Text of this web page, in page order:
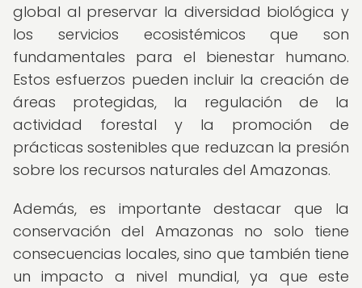
global al preservar la diversidad biológica y
los servicios ecosistémicos que son
fundamentales para el bienestar humano.
Estos esfuerzos pueden incluir la creación de
áreas protegidas, la regulación de la
actividad forestal y la promoción de
prácticas sostenibles que reduzcan la presión
sobre los recursos naturales del Amazonas.
Además, es importante destacar que la
conservación del Amazonas no solo tiene
consecuencias locales, sino que también tiene
un impacto a nivel mundial, ya que este